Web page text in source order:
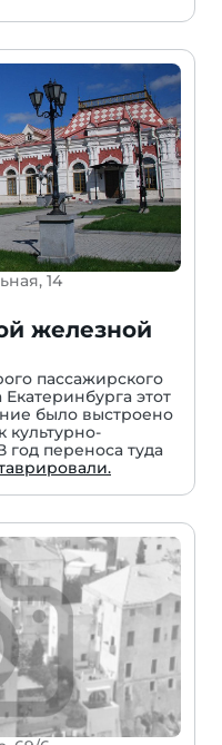
14
железной
пассажирского
этот
было выстроено
культурно-
год переноса туда